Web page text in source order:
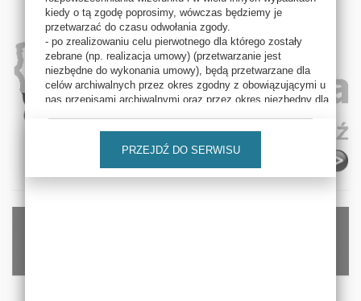
kiedy o tą zgodę poprosimy, wówczas będziemy je
przetwarzać do czasu odwołania zgody.
- po zrealizowaniu celu pierwotnego dla którego zostały
zebrane (np. realizacja umowy) (przetwarzanie jest
niezbędne do wykonania umowy), będą przetwarzane dla
celów archiwalnych przez okres zgodny z obowiązującymi u
nas przepisami archiwalnymi oraz przez okres niezbędny dla
uwzględnieniem okresów przedawnienia roszczeń
określonych w powszechnie obowiązujących przepisach
PRZEJDŹ DO SERWISU